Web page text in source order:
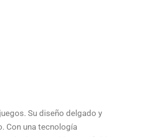
Su diseño delgado y
Con una tecnología